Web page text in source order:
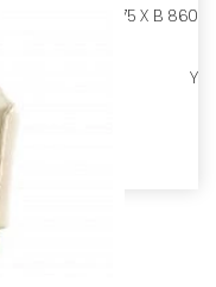
Ш 745 X Г 775 X В 860
Y